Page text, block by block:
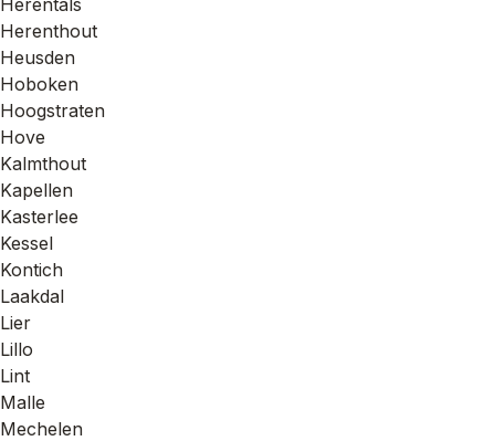
Herentals
Herenthout
Heusden
Hoboken
Hoogstraten
Hove
Kalmthout
Kapellen
Kasterlee
Kessel
Kontich
Laakdal
Lier
Lillo
Lint
Malle
Mechelen